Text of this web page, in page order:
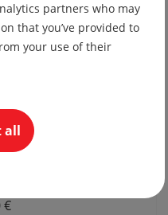
€
partners who may
that you’ve provided to
your use of their
all